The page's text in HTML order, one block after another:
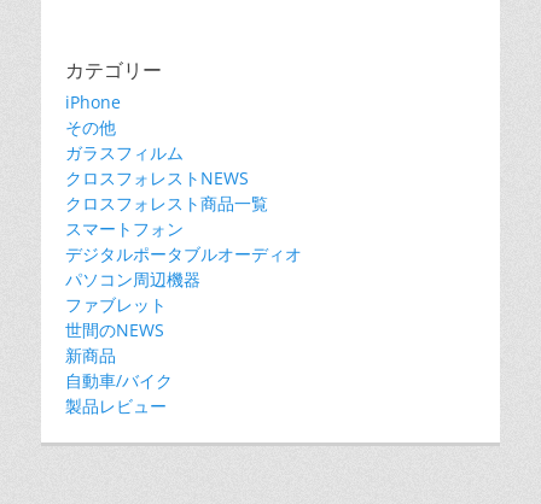
カテゴリー
iPhone
その他
ガラスフィルム
クロスフォレストNEWS
クロスフォレスト商品一覧
スマートフォン
デジタルポータブルオーディオ
パソコン周辺機器
ファブレット
世間のNEWS
新商品
自動車/バイク
製品レビュー